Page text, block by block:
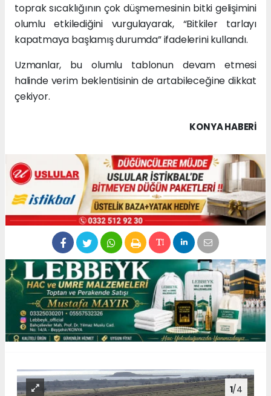
toprak sıcaklığının çok düşmemesinin bitki gelişimini
olumlu etkilediğini vurgulayarak, “Bitkiler tarlayı
kapatmaya başlamış durumda” ifadelerini kullandı.
Uzmanlar, bu olumlu tablonun devam etmesi
halinde verim beklentisinin de artabileceğine dikkat
çekiyor.
KONYA HABERİ
1/4